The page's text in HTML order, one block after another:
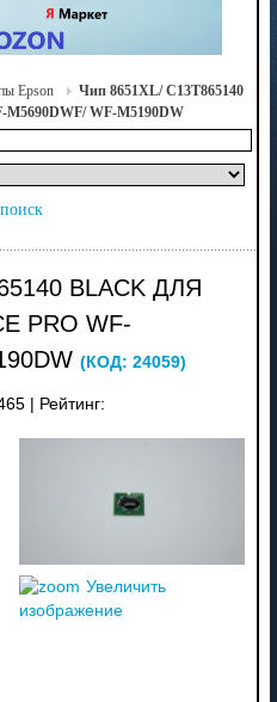
Epson
Чип 8651XL/ C13T865140
M5690DWF/ WF-M5190DW
BLACK ДЛЯ
PRO WF-
(КОД: 24059)
Рейтинг:
Увеличить
изображение